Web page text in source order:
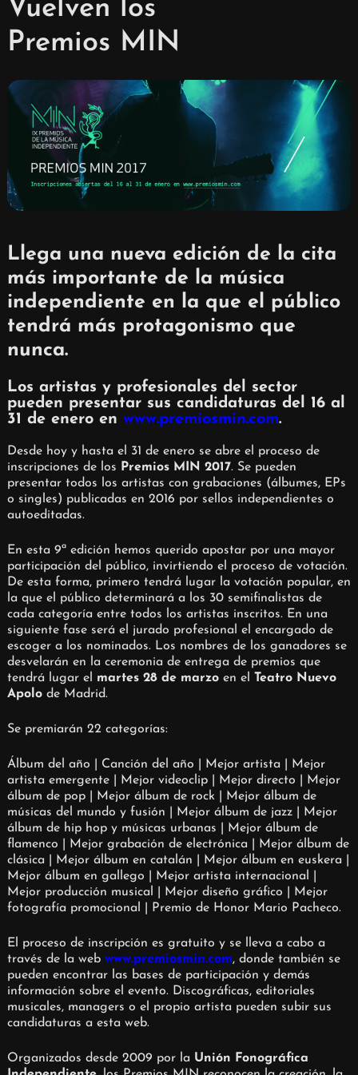
Vuelven los
Premios MIN
Llega una nueva edición de la cita
más importante de la música
independiente en la que el público
tendrá más protagonismo que
nunca.
Los artistas y profesionales del sector
pueden presentar sus candidaturas del 16 al
31 de enero en www.premiosmin.com.
Desde hoy y hasta el 31 de enero se abre el proceso de
inscripciones de los Premios MIN 2017. Se pueden
presentar todos los artistas con grabaciones (álbumes, EPs
o singles) publicadas en 2016 por sellos independientes o
autoeditadas.
En esta 9ª edición hemos querido apostar por una mayor
participación del público, invirtiendo el proceso de votación.
De esta forma, primero tendrá lugar la votación popular, en
la que el público determinará a los 30 semifinalistas de
cada categoría entre todos los artistas inscritos. En una
siguiente fase será el jurado profesional el encargado de
escoger a los nominados. Los nombres de los ganadores se
desvelarán en la ceremonia de entrega de premios que
tendrá lugar el martes 28 de marzoen el Teatro Nuevo
Apolode Madrid.
Se premiarán 22 categorías:
Álbum del año | Canción del año | Mejor artista | Mejor
artista emergente | Mejor videoclip | Mejor directo | Mejor
álbum de pop | Mejor álbum de rock | Mejor álbum de
músicas del mundo y fusión | Mejor álbum de jazz | Mejor
álbum de hip hop y músicas urbanas | Mejor álbum de
flamenco | Mejor grabación de electrónica | Mejor álbum de
clásica | Mejor álbum en catalán | Mejor álbum en euskera |
Mejor álbum en gallego | Mejor artista internacional |
Mejor producción musical | Mejor diseño gráfico | Mejor
fotografía promocional | Premio de Honor Mario Pacheco.
El proceso de inscripción es gratuito y se lleva a cabo a
través de la web www.premiosmin.com, donde también se
pueden encontrar las bases de participación y demás
información sobre el evento. Discográficas, editoriales
musicales, managers o el propio artista pueden subir sus
candidaturas a esta web.
Organizados desde 2009 por la Unión Fonográfica